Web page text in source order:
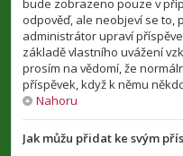
bude zobrazeno pouze v
odpověď, ale neobjeví se to,
administrátor upraví
základě vlastního uvážení
prosím na vědomí, že
příspěvek, když k němu
Nahoru
Jak můžu přidat ke svým